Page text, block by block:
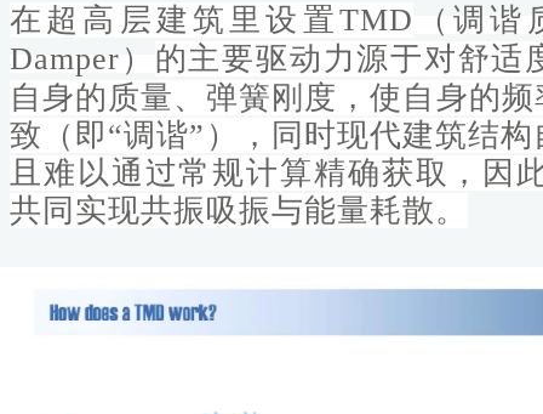
在超高层建筑里设置TMD （调谐
Damper） 的主要驱动 力源于对舒适
自身的质量、弹簧刚度，使自身的
致（即“调谐”），同时现代建筑结
且难以通过常规计算精确获取，因
共同实现共振吸振与能量耗散。